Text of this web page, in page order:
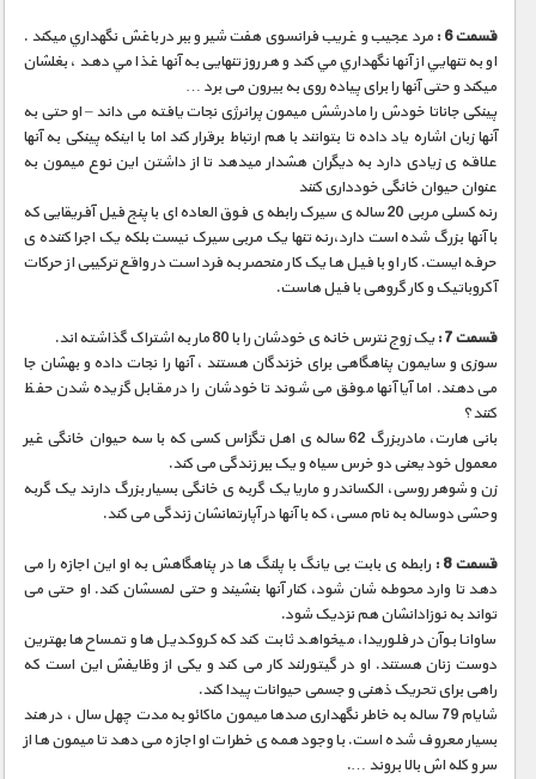
قسمت 6 :
مرد عجیب و غریب فرانسوی هفت شیر ​​و ببر در باغش نگهداري ميكند .
او به تنهايي از آنها نگهداري مي كند و هر روز تنهایی به آنها غذا مي دهد ، بغلشان
ميكند و حتی آنها را برای پیاده روی به بيرون می برد …
پینکی جاناتا خودش را مادرشش میمون پرانرژی نجات یافته می داند – او حتی به
آنها زبان اشاره یاد داده تا بتوانند با هم ارتباط برقرار کند اما با اینکه پینکی به آنها
علاقه ی زیادی دارد به دیگران هشدار میدهد تا از داشتن این نوع میمون به
عنوان حیوان خانگی خودداری کنند
رنه کسلی مربی 20 ساله ی سیرک رابطه ی فوق العاده ای با پنج فیل آفریقایی که
با آنها بزرگ شده است دارد،رنه تنها یک مربی سیرک نیست بلکه یک اجرا کننده ی
حرفه ایست. کار او با فیل ها یک کار منحصر به فرد است در واقع ترکیبی از حرکات
آکروباتیک و کار گروهی با فیل هاست.
قسمت 7 :
یک زوج نترس خانه ی خودشان را با 80 مار به اشتراک گذاشته اند.
سوزی و سایمون پناهگاهی برای خزندگان هستند ، آنها را نجات داده و بهشان جا
می دهند. اما آیا آنها موفق می شوند تا خودشان را در مقابل گزیده شدن حفظ
کنند؟
بانی هارت، مادربزرگ 62 ساله ی اهل تگزاس کسی که با سه حیوان خانگی غیر
معمول خود یعنی دو خرس سیاه و یک ببر زندگی می کند.
زن و شوهر روسی، الکساندر و ماریا یک گربه ی خانگی بسیار بزرگ دارند یک گربه
وحشی دوساله به نام مسی، که با آنها در آپارتمانشان زندگی می کند.
قسمت 8 :
رابطه ی بابت بی یانگ با پلنگ ها در پناهگاهش به او این اجازه را می
دهد تا وارد محوطه شان شود، کنار آنها بنشیند و حتی لمسشان کند. او حتی می
تواند به نوزادانشان هم نزدیک شود.
ساوانا بوآن در فلوریدا، میخواهد ثابت کند که کروکدیل ها و تمساح ها بهترین
دوست زنان هستند. او در گیتورلند کار می کند و یکی از وظایفش این است که
راهی برای تحریک ذهنی و جسمی حیوانات پیدا کند.
شایام 79 ساله به خاطر نگهداری صدها میمون ماکائو به مدت چهل سال ، در هند
بسیار معروف شده است. با وجود همه ی خطرات او اجازه می دهد تا میمون ها از
سر و کله اش بالا بروند ….